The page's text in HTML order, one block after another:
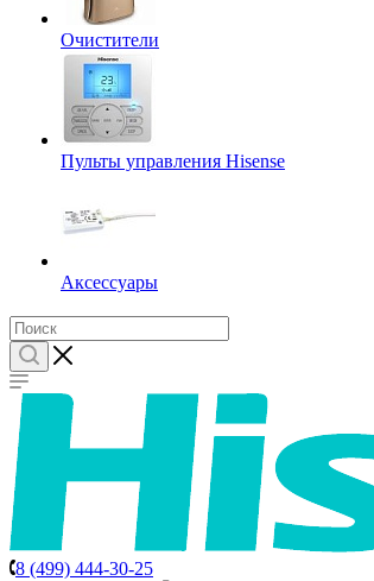
Очистители
Пульты управления Hisense
Аксессуары
8 (499) 444-30-25